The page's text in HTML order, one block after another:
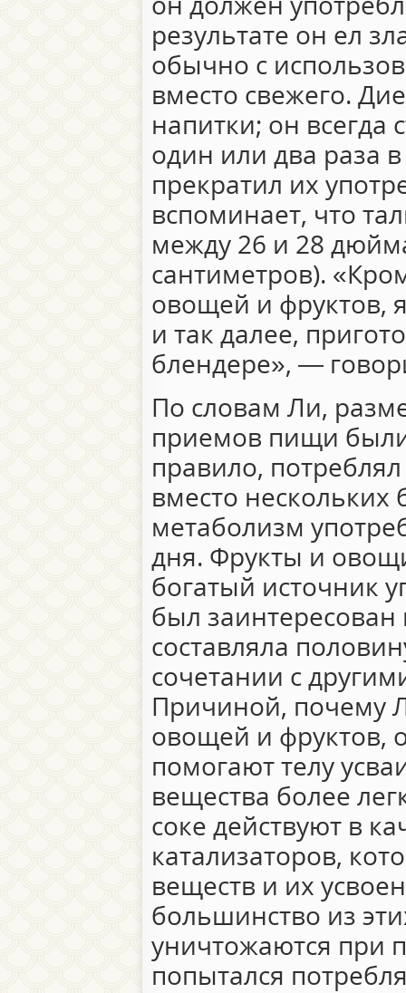
результате он ел
обычно с
вместо свежего.
напитки; он всегда
один или два раза
прекратил их
вспоминает, что
между 26 и 28
сантиметров).
овощей и фруктов,
и так далее,
блендере», —
По словам Ли,
приемов пищи
правило,
вместо
метаболизм
дня. Фрукты и
богатый источник
был
составляла
сочетании с
Причиной, почему
овощей и фруктов,
помогают телу
вещества более
соке действуют в
катализаторов,
веществ и их
большинство из
уничтожаются при
попытался